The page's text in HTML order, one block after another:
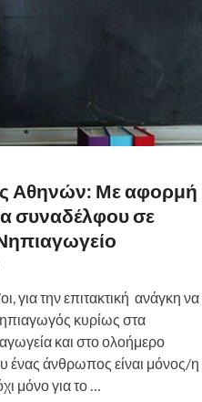
Αθηνών: Με αφορμή
συναδέλφου σε
για την επιτακτική ανάγκη να
κυρίως στα
και στο ολοήμερο
άνθρωπος είναι μόνος/η
μόνο για το …